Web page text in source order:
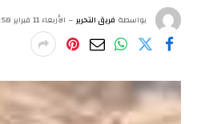
بواسطة فريق التحرير الأربعاء 11 فبراير 7:58 ص